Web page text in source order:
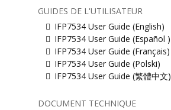
GUIDES DE L'UTILISATEUR
IFP7534 User Guide (English)
IFP7534 User Guide (Español )
IFP7534 User Guide (Français)
IFP7534 User Guide (Polski)
IFP7534 User Guide (繁體中文)
DOCUMENT TECHNIQUE